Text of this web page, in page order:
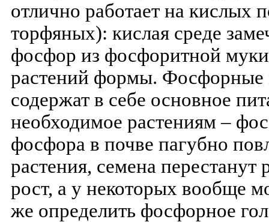
отлично работает на кислых
торфяных): кислая среде
фосфор из фосфоритной
растений формы. Фосфорные
содержат в себе основное
необходимое растениям –
фосфора в почве пагубно
растения, семена перестанут
рост, а у некоторых вообще
же определить фосфорное